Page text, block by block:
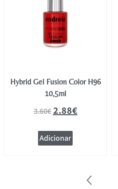
Hybrid Gel Fusion Color H96
10,5ml
3.60€2.88€
Adicionar